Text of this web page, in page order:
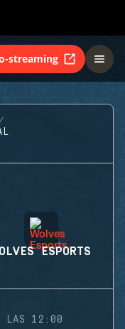
streaming
ESPORTS
LAS 12:00